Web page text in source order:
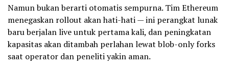
Namun bukan berarti otomatis sempurna. Tim Ethereum
menegaskan rollout akan hati-hati — ini perangkat lunak
baru berjalan live untuk pertama kali, dan peningkatan
kapasitas akan ditambah perlahan lewat blob-only forks
saat operator dan peneliti yakin aman.